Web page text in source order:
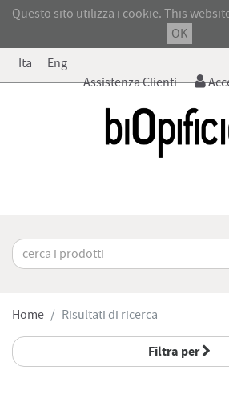
Questo sito utilizza i cookie. This
OK
Ita
Eng
Assistenza Clienti
Home Risultati di ricerca
Filtra per